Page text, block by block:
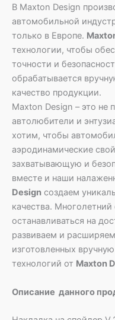
В Maxton Design
автомобильной
только в Европе.
технологии, чтобы
точности и
обрабатывается
качество продукции.
Maxton Design – это не
автолюбители и
хотим, чтобы
аэродинамические
захватывающую и
вместе и наши
Design создаем
качества.
останавливаться на
развиваем и
изготовленных
технологий от Maxton
Описание данного